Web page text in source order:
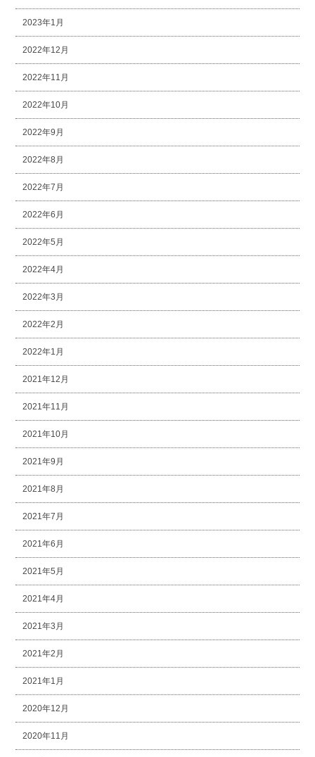
2023年1月
2022年12月
2022年11月
2022年10月
2022年9月
2022年8月
2022年7月
2022年6月
2022年5月
2022年4月
2022年3月
2022年2月
2022年1月
2021年12月
2021年11月
2021年10月
2021年9月
2021年8月
2021年7月
2021年6月
2021年5月
2021年4月
2021年3月
2021年2月
2021年1月
2020年12月
2020年11月